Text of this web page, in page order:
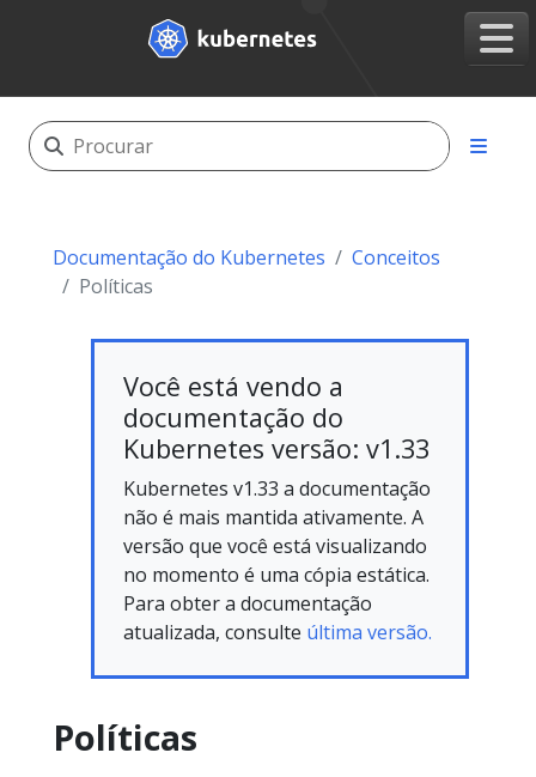
Documentação do Kubernetes
Conceitos
Políticas
Você está vendo a
documentação do
Kubernetes versão: v1.33
Kubernetes v1.33 a documentação
não é mais mantida ativamente. A
versão que você está visualizando
no momento é uma cópia estática.
Para obter a documentação
atualizada, consulte última versão.
Políticas